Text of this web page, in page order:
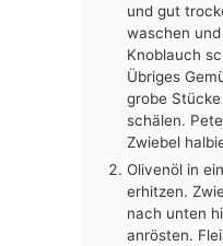
und gut
waschen
Knoblauch
Übriges
grobe
schälen.
Zwiebel
Olivenöl in
erhitzen.
nach unten
anrösten.